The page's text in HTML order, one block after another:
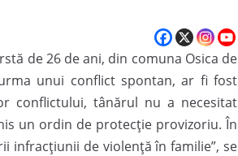
de 26 de ani, din comuna Osica de
unui conflict spontan, ar fi fost
conflictului, tânărul nu a necesitat
un ordin de protecție provizoriu. În
infracțiunii de violență în familie”, se